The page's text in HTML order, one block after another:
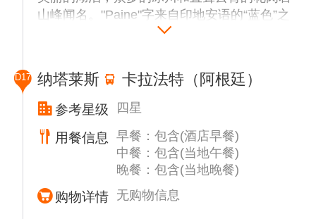
山峰闻名。"Paine"字来自印地安语的“蓝色”之
意，因其整个国家公园被湛蓝的冰河峡湾和湖
D17 纳塔莱斯 卡拉法特（阿根廷）
参考星级 四星
用餐信息
早餐：包含(酒店早餐)
中餐：包含(当地午餐)
晚餐：包含(当地晚餐)
购物详情 无购物信息